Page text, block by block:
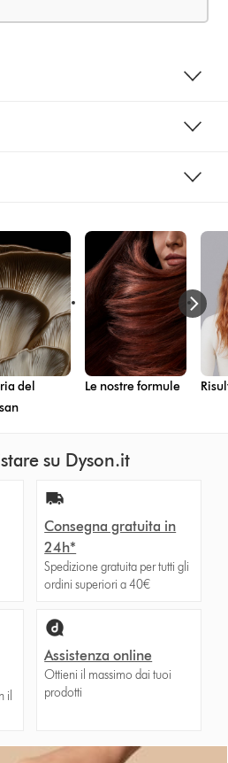
del
Le nostre formule
su Dyson.it
Consegna gratuita in
24h*
Spedizione gratuita per tutti gli
ordini superiori a 40€
il
Assistenza online
Ottieni il massimo dai tuoi
prodotti